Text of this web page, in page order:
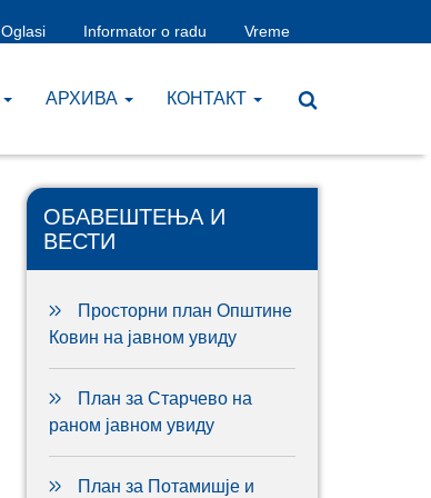
Oglasi Informator o radu Vreme
AРХИВА КОНТАКТ
ОБАВЕШТЕЊА И
ВЕСТИ
Просторни план Општине
Ковин на јавном увиду
План за Старчево на
раном јавном увиду
План за Потамишје и